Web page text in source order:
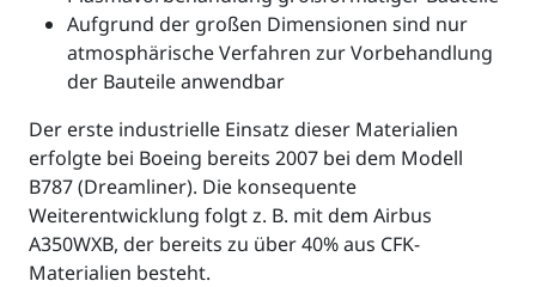
Aufgrund der großen Dimensionen sind nur
atmosphärische Verfahren zur Vorbehandlung
der Bauteile anwendbar
Der erste industrielle Einsatz dieser Materialien
erfolgte bei Boeing bereits 2007 bei dem Modell
B787 (Dreamliner). Die konsequente
Weiterentwicklung folgt z. B. mit dem Airbus
A350WXB, der bereits zu über 40% aus CFK-
Materialien besteht.